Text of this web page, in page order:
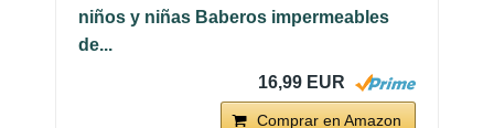
niños y niñas Baberos impermeables
de...
16,99 EUR
Comprar en Amazon